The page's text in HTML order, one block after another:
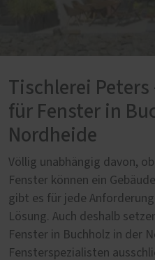
Tischlerei Peters
für Fenster in
Nordheide
Völlig unabhängig davon,
Fenster können ein
gibt es für jede
Lösung. Auch deshalb
Fenster in Buchholz in der
Fensterspezialisten